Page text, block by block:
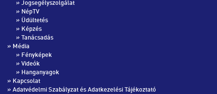
» Jogsegélyszolgálat
» NépTV
» Üdültetés
» Képzés
» Tanácsadás
» Média
» Fényképek
» Videók
» Hanganyagok
» Kapcsolat
» Adatvédelmi Szabályzat és Adatkezelési Tájékoztató